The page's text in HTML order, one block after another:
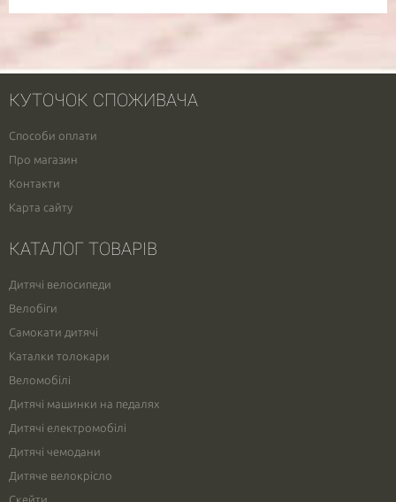
КУТОЧОК СПОЖИВАЧА
Способи оплати
Про магазин
Контакти
Карта сайту
КАТАЛОГ ТОВАРІВ
Дитячі велосипеди
Велобіги
Самокати дитячі
Каталки толокари
Веломобілі
Дитячі машинки на педалях
Дитячі електромобілі
Дитячі чемодани
Дитяче велокрісло
Скейти